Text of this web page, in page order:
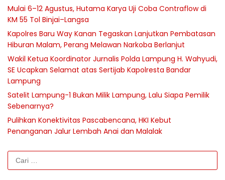
Mulai 6–12 Agustus, Hutama Karya Uji Coba Contraflow di
KM 55 Tol Binjai–Langsa
Kapolres Baru Way Kanan Tegaskan Lanjutkan Pembatasan
Hiburan Malam, Perang Melawan Narkoba Berlanjut
Wakil Ketua Koordinator Jurnalis Polda Lampung H. Wahyudi,
SE Ucapkan Selamat atas Sertijab Kapolresta Bandar
Lampung
Satelit Lampung-1 Bukan Milik Lampung, Lalu Siapa Pemilik
Sebenarnya?
Pulihkan Konektivitas Pascabencana, HKI Kebut
Penanganan Jalur Lembah Anai dan Malalak
Cari
untuk: